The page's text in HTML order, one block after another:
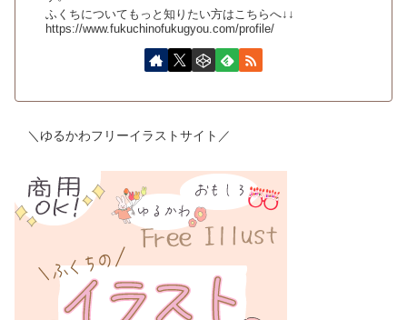
ふくちについてもっと知りたい方はこちらへ↓↓
https://www.fukuchinofukugyou.com/profile/
＼ゆるかわフリーイラストサイト／